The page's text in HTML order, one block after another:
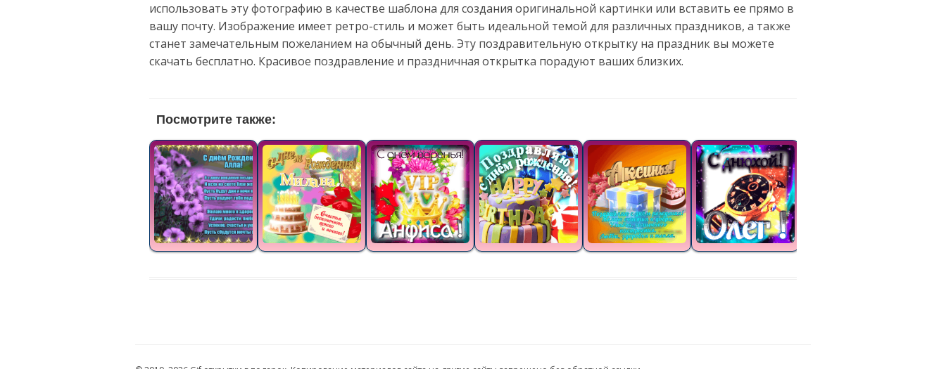
использовать эту фотографию в качестве шаблона для создания оригинальной картинки или вставить ее прямо в
вашу почту. Изображение имеет ретро-стиль и может быть идеальной темой для различных праздников, а также
станет замечательным пожеланием на обычный день. Эту поздравительную открытку на праздник вы можете
скачать бесплатно. Красивое поздравление и праздничная открытка порадуют ваших близких.
Посмотрите также: